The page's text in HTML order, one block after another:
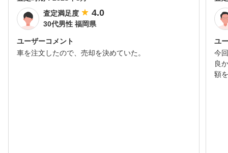
査定満足度
4.0
30代男性 福岡県
ユーザーコメント
車を注文したので、売却を決めていた。
ユ
今
良
額